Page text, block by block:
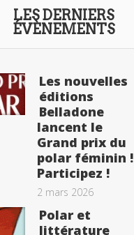
LES DERNIERS
ÉVÈNEMENTS
Les nouvelles
éditions
Belladone
lancent le
Grand prix du
polar féminin !
Participez !
2 mars 2026
Polar et
littérature